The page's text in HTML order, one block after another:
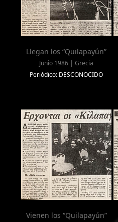
Llegan los “Quilapayún”
Junio 1986 | Grecia
Periódico: DESCONOCIDO
Vienen los “Quilapayún”